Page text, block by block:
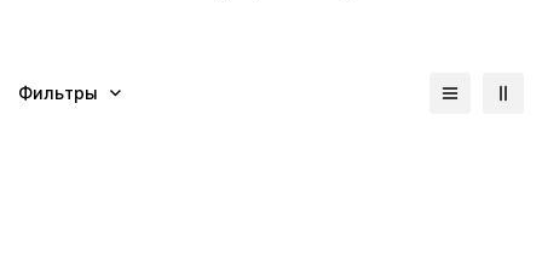
Фильтры